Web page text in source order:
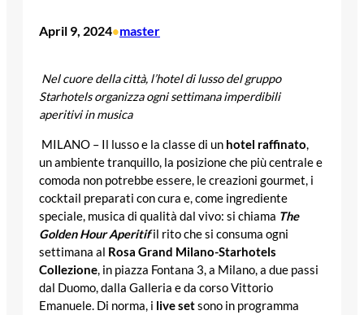
April 9, 2024•master
Nel cuore della città, l’hotel di lusso del gruppo
Starhotels organizza ogni settimana imperdibili
aperitivi in musica
MILANO – Il lusso e la classe di un hotel raffinato,
un ambiente tranquillo, la posizione che più centrale e
comoda non potrebbe essere, le creazioni gourmet, i
cocktail preparati con cura e, come ingrediente
speciale, musica di qualità dal vivo: si chiama The
Golden Hour Aperitifil rito che si consuma ogni
settimana al Rosa Grand Milano-Starhotels
Collezione, in piazza Fontana 3, a Milano, a due passi
dal Duomo, dalla Galleria e da corso Vittorio
Emanuele. Di norma, i live setsono in programma